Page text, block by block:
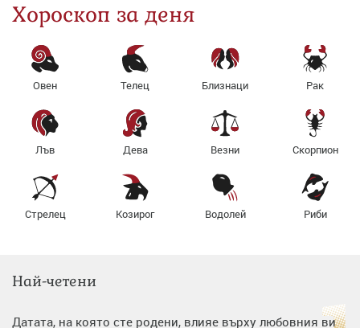
Хороскоп за деня
Овен Телец Близнаци Рак
Лъв Дева Везни Скорпион
Стрелец Козирог Водолей Риби
Най-четени
Датата, на която сте родени, влияе върху любовния ви